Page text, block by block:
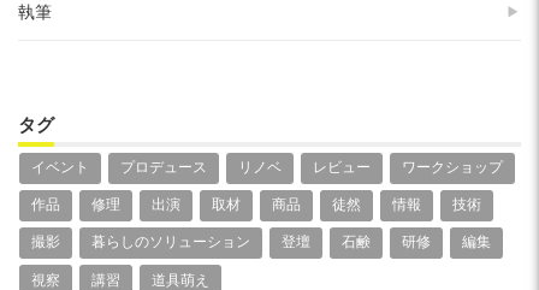
執筆
タグ
イベント プロデュース リノベ レビュー ワークショップ
作品 修理 出演 取材 商品 徒然 情報 技術
撮影 暮らしのソリューション 登壇 石鹸 研修 編集
視察 講習 道具萌え